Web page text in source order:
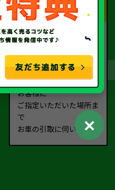
Step.4
お引取り
お客様に
ご指定いただいた場所ま
で
お車の引取に伺います。
✕